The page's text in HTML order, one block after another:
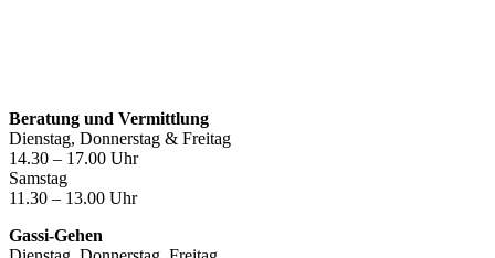
Beratung und Vermittlung
Dienstag, Donnerstag & Freitag
14.30 – 17.00 Uhr
Samstag
11.30 – 13.00 Uhr
Gassi-Gehen